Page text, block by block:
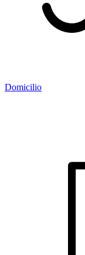
Domicilio